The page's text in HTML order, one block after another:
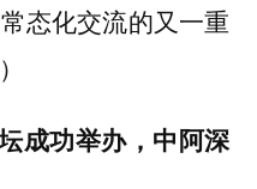
态化交流的又一重
成功举办，中阿深